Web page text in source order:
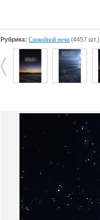
Рубрика: Спокойной ночи (4457 шт.)